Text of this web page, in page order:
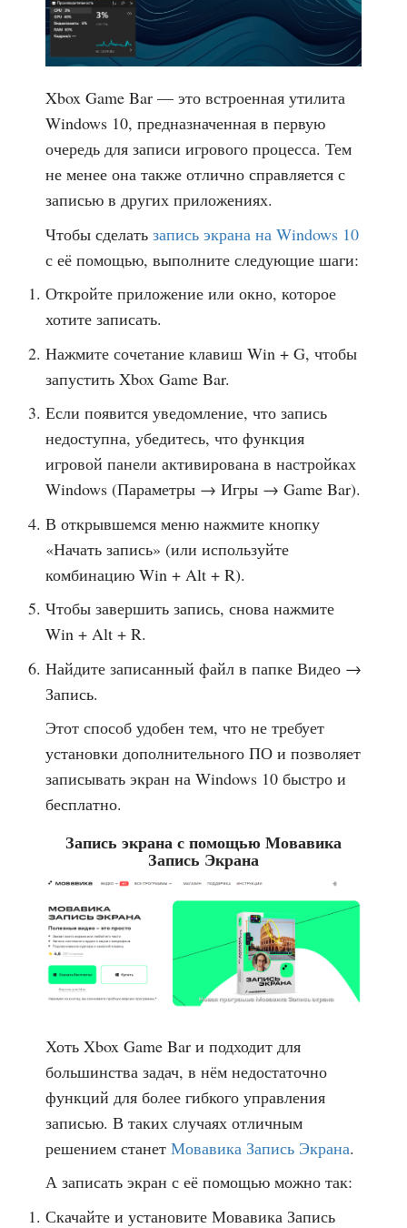
Xbox Game Bar — это встроенная утилита
Windows 10, предназначенная в первую
очередь для записи игрового процесса. Тем
не менее она также отлично справляется с
записью в других приложениях.
Чтобы сделать запись экрана на Windows 10
с её помощью, выполните следующие шаги:
Откройте приложение или окно, которое
хотите записать.
Нажмите сочетание клавиш Win + G, чтобы
запустить Xbox Game Bar.
Если появится уведомление, что запись
недоступна, убедитесь, что функция
игровой панели активирована в настройках
Windows (Параметры → Игры → Game Bar).
В открывшемся меню нажмите кнопку
«Начать запись» (или используйте
комбинацию Win + Alt + R).
Чтобы завершить запись, снова нажмите
Win + Alt + R.
Найдите записанный файл в папке Видео →
Запись.
Этот способ удобен тем, что не требует
установки дополнительного ПО и позволяет
записывать экран на Windows 10 быстро и
бесплатно.
Запись экрана с помощью Мовавика
Запись Экрана
Хоть Xbox Game Bar и подходит для
большинства задач, в нём недостаточно
функций для более гибкого управления
записью. В таких случаях отличным
решением станет Мовавика Запись Экрана.
А записать экран с её помощью можно так:
Скачайте и установите Мовавика Запись